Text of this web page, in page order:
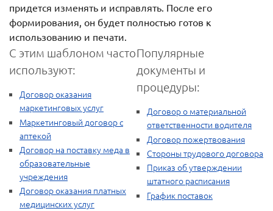
придется изменять и исправлять. После его
формирования, он будет полностью готов к
использованию и печати.
С этим шаблоном часто
используют:
Договор оказания
маркетинговых услуг
Маркетинговый договор с
аптекой
Договор на поставку меда в
образовательные
учреждения
Договор оказания платных
медицинских услуг
Популярные
документы и
процедуры:
Договор о материальной
ответственности водителя
Договор пожертвования
Стороны трудового договора
Приказ об утверждении
штатного расписания
График поставок